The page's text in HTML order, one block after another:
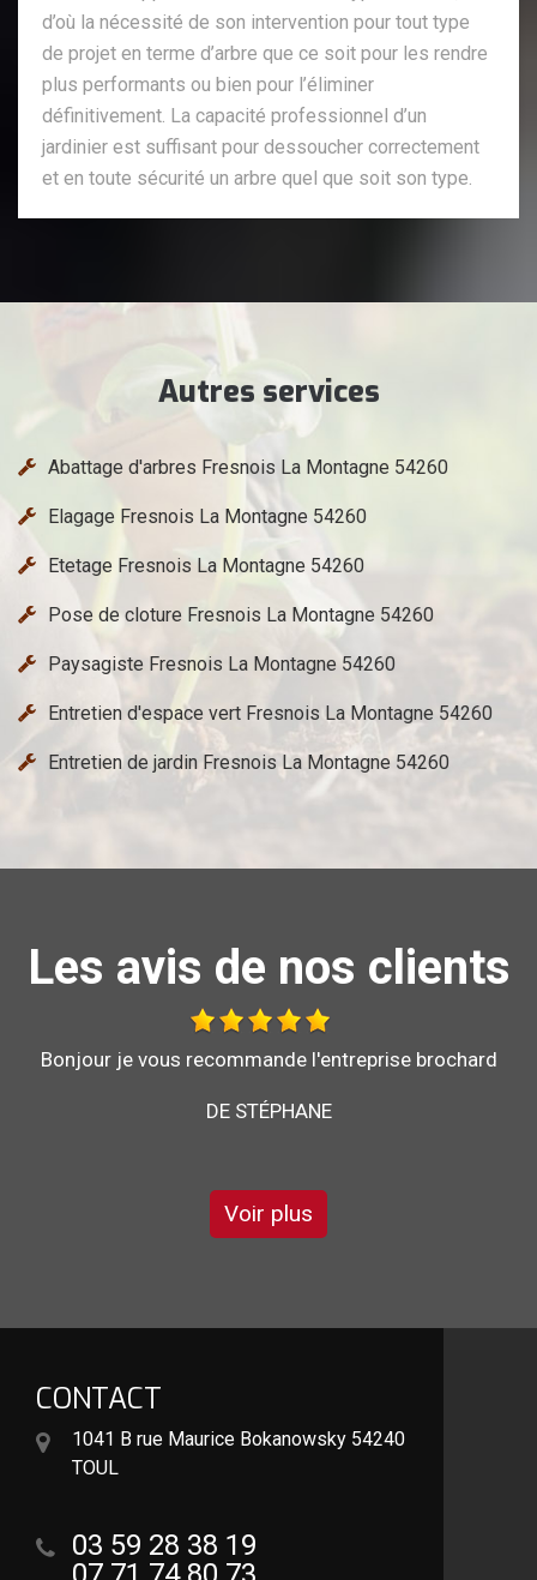
d’où la nécessité de son intervention pour tout type
de projet en terme d’arbre que ce soit pour les rendre
plus performants ou bien pour l’éliminer
définitivement. La capacité professionnel d’un
jardinier est suffisant pour dessoucher correctement
et en toute sécurité un arbre quel que soit son type.
Autres services
Abattage d'arbres Fresnois La Montagne 54260
Elagage Fresnois La Montagne 54260
Etetage Fresnois La Montagne 54260
Pose de cloture Fresnois La Montagne 54260
Paysagiste Fresnois La Montagne 54260
Entretien d'espace vert Fresnois La Montagne 54260
Entretien de jardin Fresnois La Montagne 54260
Les avis de nos clients
Bonjour je vous recommande l'entreprise brochard
Voir plus
CONTACT
1041 B rue Maurice Bokanowsky 54240
TOUL
03 59 28 38 19